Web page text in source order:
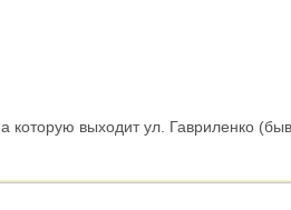
которую выходит ул. Гавриленко